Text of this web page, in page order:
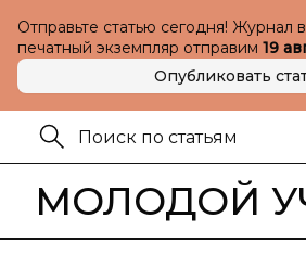
Отправьте статью сегодня! Журнал
печатный экземпляр отправим 19
Опубликовать
МОЛОДОЙ